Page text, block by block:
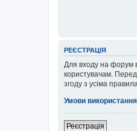
РЕЄСТРАЦІЯ
Для входу на форум
користувачам.
згоду з усіма
Умови використання
Реєстрація